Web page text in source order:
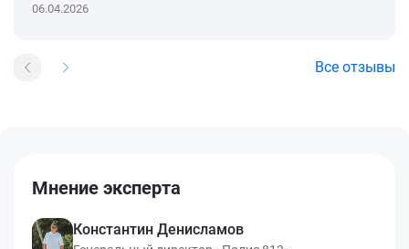
06.04.2026
Все отзывы
Мнение эксперта
Константин Денисламов